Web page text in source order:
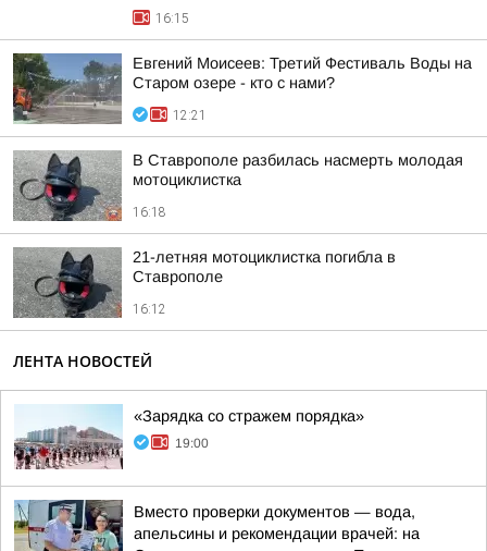
16:15
Евгений Моисеев: Третий Фестиваль Воды на
Старом озере - кто с нами?
12:21
В Ставрополе разбилась насмерть молодая
мотоциклистка
16:18
21-летняя мотоциклистка погибла в
Ставрополе
16:12
ЛЕНТА НОВОСТЕЙ
«Зарядка со стражем порядка»
19:00
Вместо проверки документов — вода,
апельсины и рекомендации врачей: на